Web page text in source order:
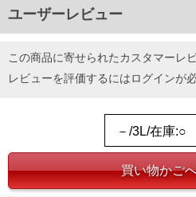
プリント
■サイズ表
サイズ/バスト/総丈/裾周り/肩幅/アーム
3L/120/78/120/36/56
4L/130/80/130/38/60
返品交換希望の方は、商品到着後1週間以内に
下着(肌着)やワイシャツは商品の性質上、返
ご了承くださいませ。
ユーザーレビュー
この商品に寄せられたカスタマーレ
レビューを評価するにはログインが